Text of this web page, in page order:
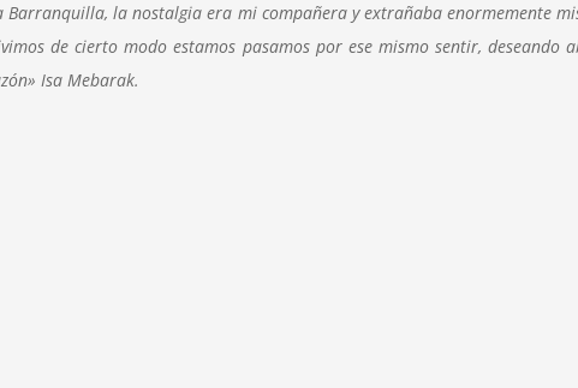
la nostalgia era mi compañera y extrañaba enormemente
de cierto modo estamos pasamos por ese mismo sentir, deseando
Isa Mebarak.